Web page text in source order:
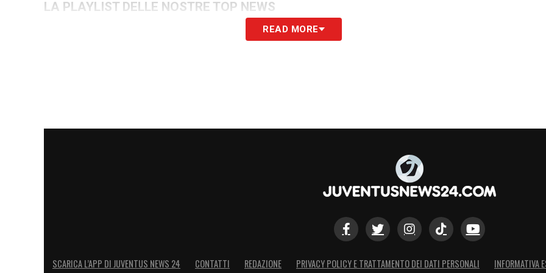
LA PLAYLIST DELLE NOSTRE TOP NEWS
READ MORE
SCARICA L’APP DI JUVENTUS NEWS 24 CONTATTI REDAZIONE PRIVACY POLICY E TRATTAMENTO DEI DATI PERSONALI INFORMATIVA